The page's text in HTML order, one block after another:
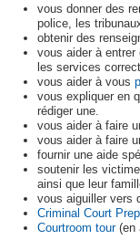
vous donner des
police, les
obtenir des
vous aider à
les services
vous aider à vous
vous expliquer en
rédiger une.
vous aider à faire
vous aider à faire
fournir une aide
soutenir les
ainsi que leur
vous aiguiller vers
Criminal Court
Courtroom tour(en